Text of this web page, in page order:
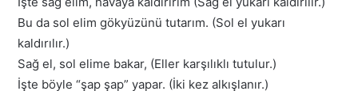
Bu da sol elim gökyüzünü tutarım. (Sol el yukarı
kaldırılır.)
Sağ el, sol elime bakar, (Eller karşılıklı tutulur.)
İşte böyle “şap şap” yapar. (İki kez alkışlanır.)